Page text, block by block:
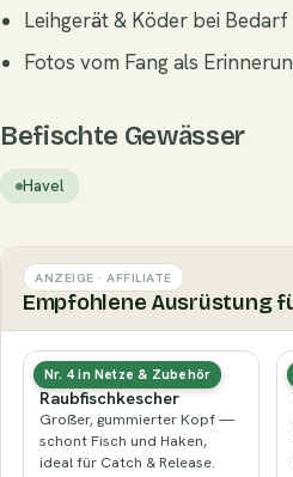
Leihgerät & Köder bei Bedarf
Fotos vom Fang als
Befischte Gewässer
Havel
ANZEIGE · AFFILIATE
Empfohlene Ausrüstung
Nr. 4 in Netze & Zubehör
Gummierter
Raubfischkescher
Großer, gummierter Kopf —
schont Fisch und Haken,
ideal für Catch & Release.